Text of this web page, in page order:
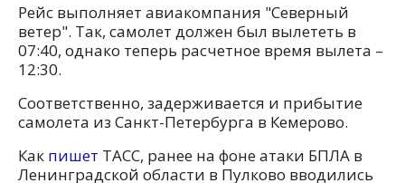
Рейс выполняет авиакомпания "Северный
ветер". Так, самолет должен был вылететь в
07:40, однако теперь расчетное время вылета –
12:30.
Соответственно, задерживается и прибытие
самолета из Санкт-Петербурга в Кемерово.
Как пишет ТАСС, ранее на фоне атаки БПЛА в
Ленинградской области в Пулково вводились